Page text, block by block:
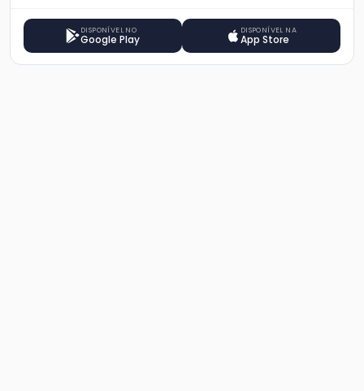
DISPONÍVEL NO
Google Play
DISPONÍVEL NA
App Store